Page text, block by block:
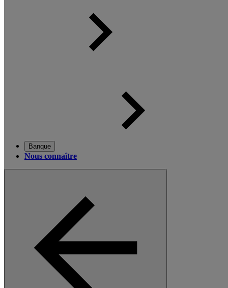
Banque
Nous connaître